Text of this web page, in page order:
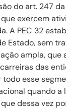
do art. 247
exercem
A PEC 32
Estado, sem
ampla, que
das
esse
quando
dessa vez